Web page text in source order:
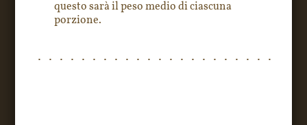
questo sarà il peso medio di ciascuna
porzione.